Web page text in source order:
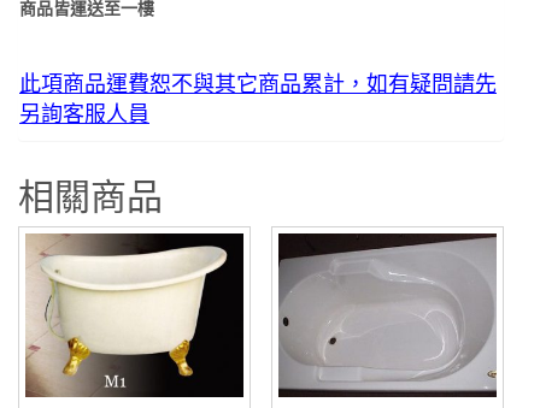
商品皆運送至一樓
此項商品運費恕不與其它商品累計，如有疑問請先
另詢客服人員
相關商品